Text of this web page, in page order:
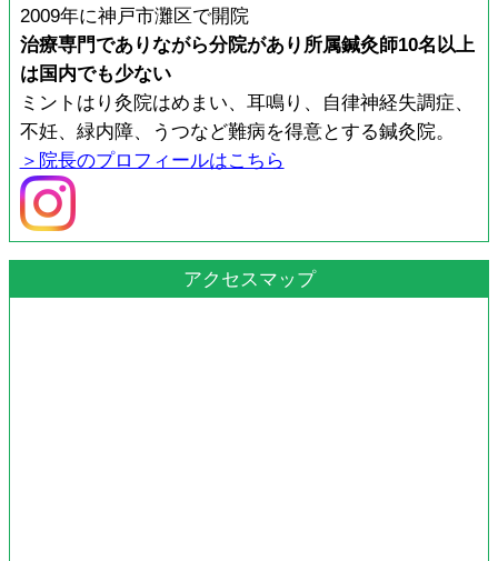
2009年に神戸市灘区で開院
治療専門でありながら分院があり所属鍼灸師10名以上
は国内でも少ない
ミントはり灸院はめまい、耳鳴り、自律神経失調症、
不妊、緑内障、うつなど難病を得意とする鍼灸院。
＞院長のプロフィールはこちら
アクセスマップ